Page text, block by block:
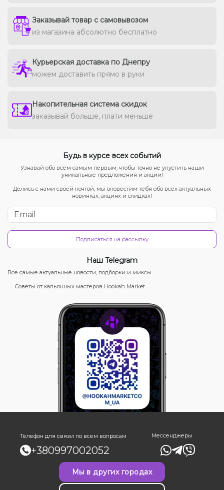
Заказывай товар с самовывозом
из магазина абсолютно бесплатно
Курьерская доставка по Днепру
можем доставить прямо в руки
Накопительная система скидок
заказывай больше, плати меньше
Будь в курсе всех событий
Узнавай обо всём самым первым, чтобы точно не упустить наши
уникальные предложения и акции!
Делись с нами своей почтой, мы оповестим тебя обо всех актуальных
новинках, акциях и скидках!
Подписаться на рассылку
Наш Telegram
Все самые актуальные новости, подборки и миксы
Советы от кальянных мастеров Hookah Market
Телефон для связи по всем вопросам
+380997002052
Мессенджеры
Мы в других городах